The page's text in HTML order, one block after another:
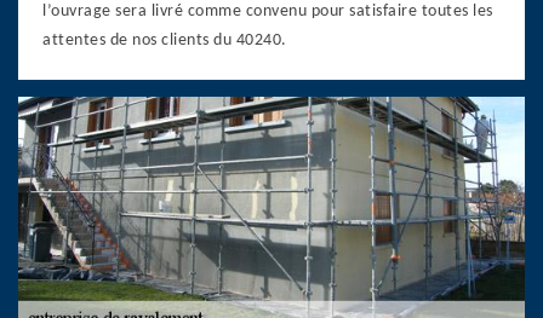
l’ouvrage sera livré comme convenu pour satisfaire toutes les
attentes de nos clients du 40240.